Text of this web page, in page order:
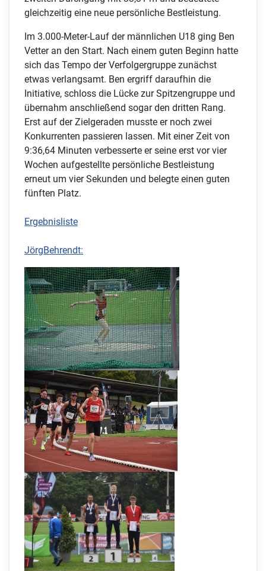
gleichzeitig eine neue persönliche Bestleistung.
Im 3.000-Meter-Lauf der männlichen U18 ging Ben
Vetter an den Start. Nach einem guten Beginn hatte
sich das Tempo der Verfolgergruppe zunächst
etwas verlangsamt. Ben ergriff daraufhin die
Initiative, schloss die Lücke zur Spitzengruppe und
übernahm anschließend sogar den dritten Rang.
Erst auf der Zielgeraden musste er noch zwei
Konkurrenten passieren lassen. Mit einer Zeit von
9:36,64 Minuten verbesserte er seine erst vor vier
Wochen aufgestellte persönliche Bestleistung
erneut um vier Sekunden und belegte einen guten
fünften Platz.
Ergebnisliste
JörgBehrendt: